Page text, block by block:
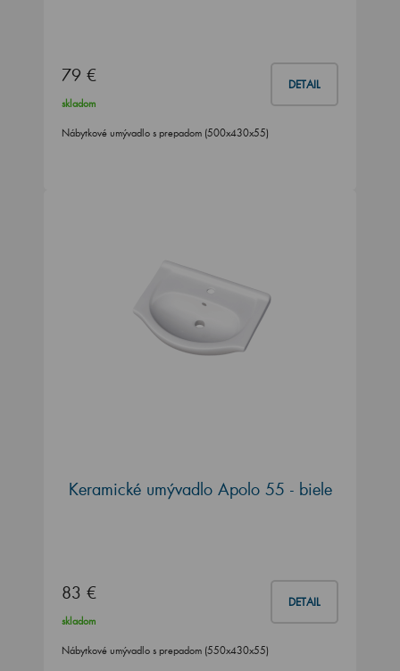
79 € DETAIL
skladom
Nábytkové umývadlo s prepadom (500x430x55)
Keramické umývadlo Apolo 55 - biele
83 € DETAIL
skladom
Nábytkové umývadlo s prepadom (550x430x55)